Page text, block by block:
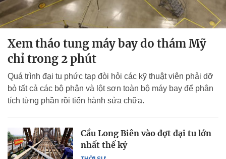
Xem tháo tung máy bay do thám Mỹ
chỉ trong 2 phút
Quá trình đại tu phức tạp đòi hỏi các kỹ thuật viên phải dỡ
bỏ tất cả các bộ phận và lột sơn toàn bộ máy bay để phân
tích từng phần rồi tiến hành sửa chữa.
Cầu Long Biên vào đợt đại tu lớn
nhất thế kỷ